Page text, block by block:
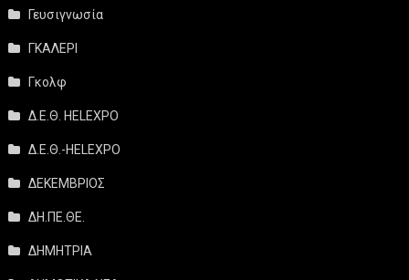
Γευσιγνωσία
ΓΚΑΛΕΡΙ
Γκολφ
Δ.Ε.Θ. HELEXPO
Δ.Ε.Θ.-HELEXPO
ΔΕΚΕΜΒΡΙΟΣ
ΔΗ.ΠΕ.ΘΕ.
ΔΗΜΗΤΡΙΑ